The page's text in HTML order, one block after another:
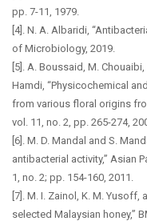
pp. 7-11, 1979.
[4]. N. A. Albaridi,
of Microbiology, 2019.
[5]. A. Boussaid, M.
Hamdi, “Physicochemical
from various floral origins
vol. 11, no. 2, pp. 265-274,
[6]. M. D. Mandal and S.
antibacterial activity,” Asian
1, no. 2; pp. 154-160, 2011.
[7]. M. I. Zainol, K. M.
selected Malaysian honey,”